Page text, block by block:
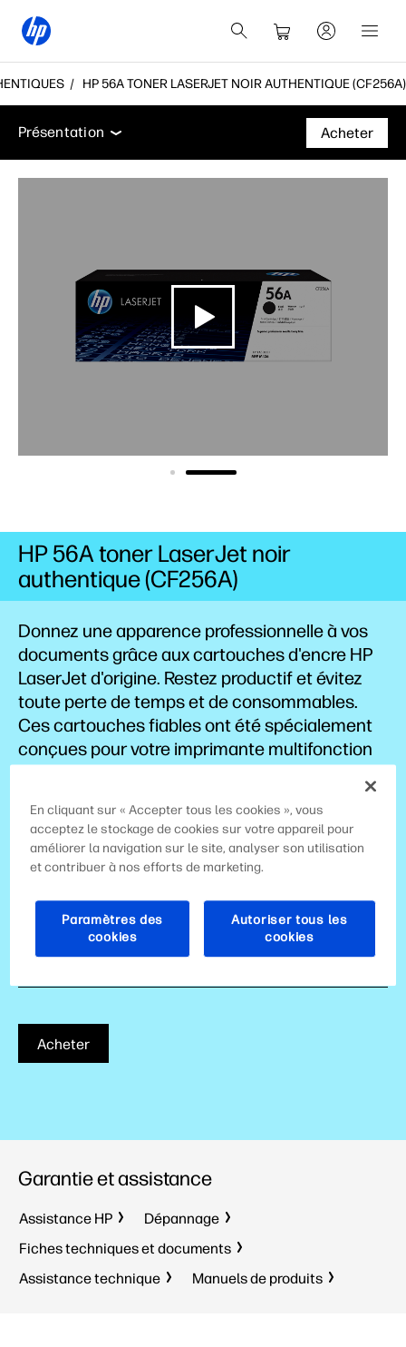
HP 56A TONER LASERJET NOIR AUTHENTIQUE (CF256A)
Présentation
Assistance
Présentation
Présentation
Acheter
Donnez une apparence professionnelle à vos
documents grâce aux cartouches d'encre HP
LaserJet d'origine. Restez productif et évitez
toute perte de temps et de consommables.
Ces cartouches fiables ont été spécialement
conçues pour votre imprimante multifonction
HP LaserJet.
Sous-groupe de produit: Cartouches d'encre de
capacité standard
Cartouche d’impression/Bouteille, Couleur(s): Noir
Nombre total de pages (couleur): env. 7 400 pages
Contenu de l’emballage: Cartouche de toner; Guide
Acheter
HP 56A toner LaserJet noir
authentique (CF256A)
Garantie et assistance
Assistance HP
Dépannage
Fiches techniques et documents
Assistance technique
Manuels de produits
En cliquant sur « Accepter tous les cookies », vous
acceptez le stockage de cookies sur votre appareil pour
améliorer la navigation sur le site, analyser son utilisation
et contribuer à nos efforts de marketing.
Paramètres des
cookies
Autoriser tous les
cookies